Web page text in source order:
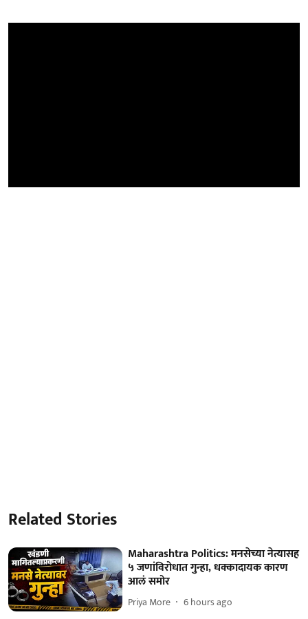
Related Stories
Maharashtra Politics: मनसेच्या नेत्यासह
५ जणांविरोधात गुन्हा, धक्कादायक कारण
आलं समोर
Priya More 6 hours ago